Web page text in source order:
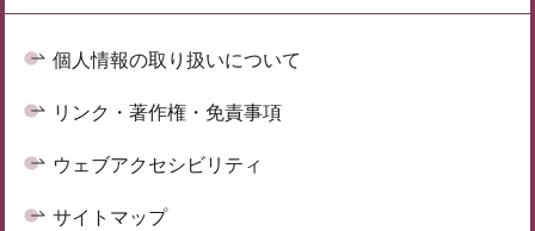
個人情報の取り扱いについて
リンク・著作権・免責事項
ウェブアクセシビリティ
サイトマップ